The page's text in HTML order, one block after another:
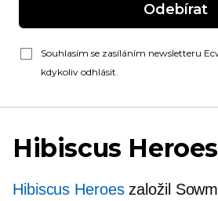
Odebírat
Souhlasím se zasíláním newsletteru
kdykoliv odhlásit.
Hibiscus Heroes
Hibiscus Heroeszaložil